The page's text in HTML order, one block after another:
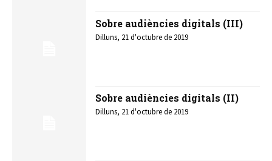
Sobre audiències digitals (III)
Dilluns, 21 d'octubre de 2019
Sobre audiències digitals (II)
Dilluns, 21 d'octubre de 2019